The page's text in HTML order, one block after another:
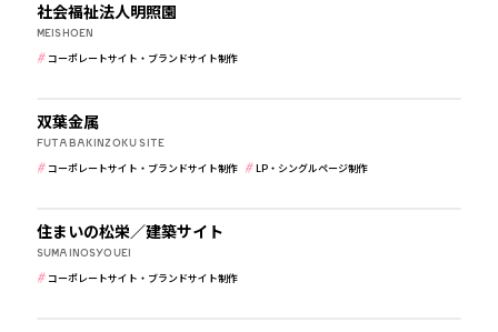
社会福祉法人明照園
MEISHOEN
コーポレートサイト・ブランドサイト制作
双葉金属
FUTABAKINZOKU SITE
コーポレートサイト・ブランドサイト制作
LP・シングルページ制作
住まいの松栄／建築サイト
SUMAINOSYOUEI
コーポレートサイト・ブランドサイト制作